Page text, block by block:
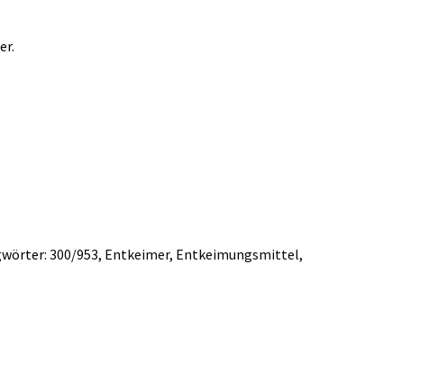
300/953, Entkeimer, Entkeimungsmittel,